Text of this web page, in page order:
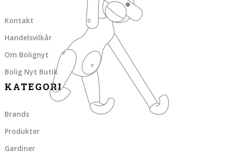
Kontakt
Handelsvilkår
Om Bolignyt
Bolig Nyt Butik
KATEGORI
Brands
Produkter
Gardiner